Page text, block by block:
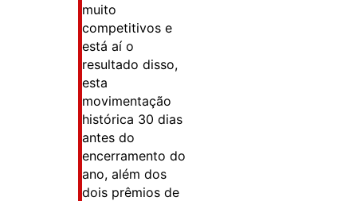
muito
competitivos e
está aí o
resultado disso,
esta
movimentação
histórica 30 dias
antes do
encerramento do
ano, além dos
dois prêmios de